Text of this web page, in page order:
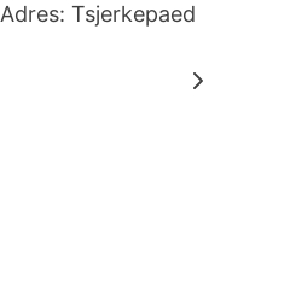
Adres: Tsjerkepaed